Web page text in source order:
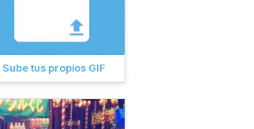
Sube tus propios GIF